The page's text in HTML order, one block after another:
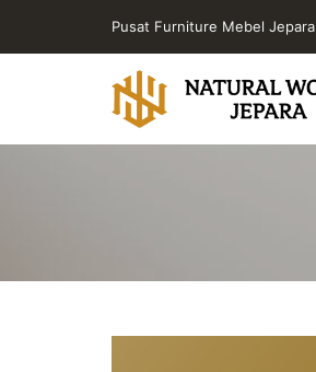
Pusat Furniture Mebel Jepara
Toko
Minimalis
Natural